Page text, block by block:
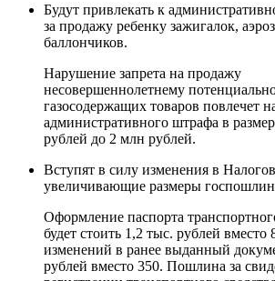
Будут привлекать к
за продажу ребенку зажигалок,
баллончиков.
Нарушение запрета на продажу
несовершеннолетнему
газосодержащих товаров повлечет
административного штрафа в
рублей до 2 млн рублей.
Вступят в силу изменения в
увеличивающие размеры
Оформление паспорта
будет стоить 1,2 тыс. рублей вместо
изменений в ранее выданный
рублей вместо 350. Пошлина за